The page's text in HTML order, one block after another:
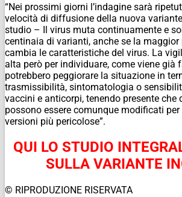
“Nei prossimi giorni l’indagine sarà
velocità di diffusione della nuova
studio – Il virus muta continuamente e
centinaia di varianti, anche se la maggior
cambia le caratteristiche del virus. La
alta però per individuare, come viene già
potrebbero peggiorare la situazione in
trasmissibilità, sintomatologia o
vaccini e anticorpi, tenendo presente che
possono essere comunque modificati
versioni più pericolose”.
QUI LO STUDIO
SULLA VARIANTE
© RIPRODUZIONE RISERVATA